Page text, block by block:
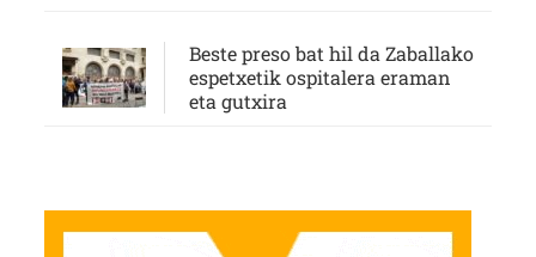
Beste preso bat hil da Zaballako
espetxetik ospitalera eraman
eta gutxira